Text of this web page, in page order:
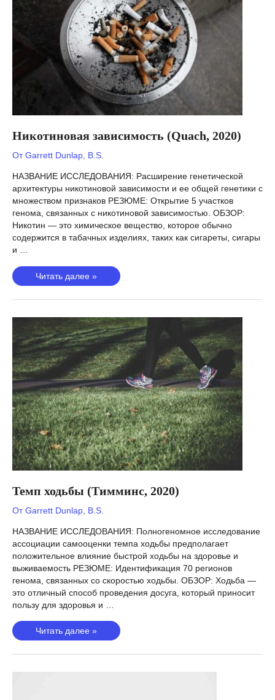
ли
СБН
генетическим?
Никотиновая зависимость (Quach, 2020)
ОтGarrett Dunlap, B.S.
НАЗВАНИЕ ИССЛЕДОВАНИЯ: Расширение генетической
архитектуры никотиновой зависимости и ее общей генетики с
множеством признаков РЕЗЮМЕ: Открытие 5 участков
генома, связанных с никотиновой зависимостью. ОБЗОР:
Никотин — это химическое вещество, которое обычно
содержится в табачных изделиях, таких как сигареты, сигары
и …
Никотиновая
зависимость
(Quach,
Читать далее »
Темп ходьбы (Тимминс, 2020)
ОтGarrett Dunlap, B.S.
НАЗВАНИЕ ИССЛЕДОВАНИЯ: Полногеномное исследование
ассоциации самооценки темпа ходьбы предполагает
положительное влияние быстрой ходьбы на здоровье и
выживаемость РЕЗЮМЕ: Идентификация 70 регионов
генома, связанных со скоростью ходьбы. ОБЗОР: Ходьба —
это отличный способ проведения досуга, который приносит
пользу для здоровья и …
Темп
ходьбы
(Тимминс,
Читать далее »